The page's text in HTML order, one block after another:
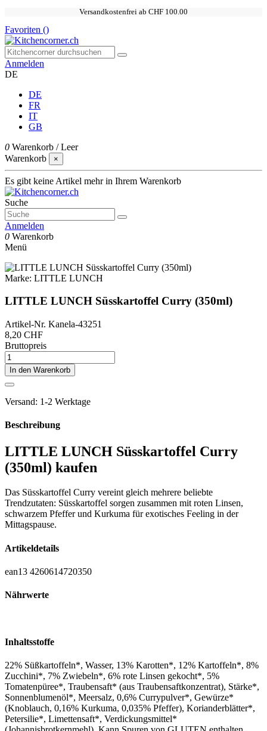
Versandkostenfrei ab CHF 100.00
Favoriten ()
Anmelden
DE
DE
FR
IT
GB
0 Warenkorb /Leer
Warenkorb
×
Es gibt keine Artikel mehr in Ihrem Warenkorb
Suche
Anmelden
0 Warenkorb
Menü
Marke: LITTLE LUNCH
LITTLE LUNCH Süsskartoffel Curry (350ml)
Artikel-Nr. Kanela-43251
8,20 CHF
Bruttopreis
In den Warenkorb
Versand: 1-2 Werktage
Beschreibung
LITTLE LUNCH Süsskartoffel Curry
(350ml) kaufen
Das Süsskartoffel Curry vereint gleich mehrere beliebte
Trendzutaten: Süsskartoffel sorgen zusammen mit roten Linsen,
schwarzem Pfeffer und Kurkuma für exotisches Feeling in der
Mittagspause.
Artikeldetails
ean13 4260614720350
Nährwerte
Inhaltsstoffe
22% Süßkartoffeln*, Wasser, 13% Karotten*, 12% Kartoffeln*, 8%
Zucchini*, 7% Zwiebeln*, 6% rote Linsen gekocht*, 5%
Tomatenpüree*, Traubensaft* (aus Traubensaftkonzentrat), Stärke*,
Sonnenblumenöl*, Meersalz, 0,6% Currypulver*, Gewürze*
(Knoblauch, 0,16% Kurkuma, 0,035% Pfeffer), Korianderblätter*,
Petersilie*, Limettensaft*, Verdickungsmittel*